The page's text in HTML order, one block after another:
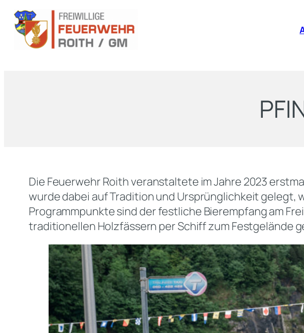
Die Feuerwehr Roith veranstaltete im Jahre 2023
wurde dabei auf Tradition und Ursprünglichkeit gelegt,
Programmpunkte sind der festliche Bierempfang am
traditionellen Holzfässern per Schiff zum Festgelände